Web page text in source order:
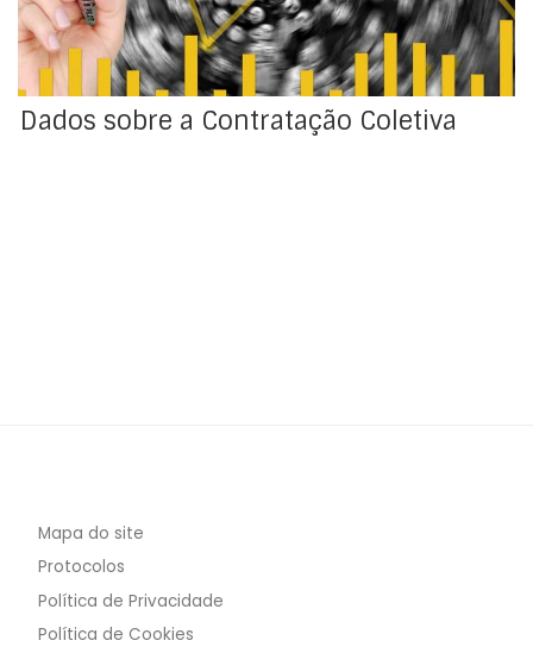
sobre a […]
Dados sobre a Contratação Coletiva
Mapa do site
Protocolos
Política de Privacidade
Política de Cookies